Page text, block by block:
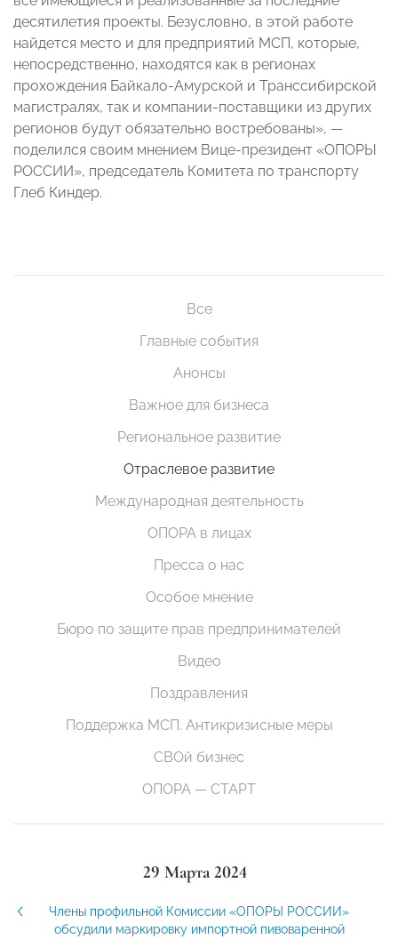
десятилетия проекты. Безусловно, в этой работе
найдется место и для предприятий МСП, которые,
непосредственно, находятся как в регионах
прохождения Байкало-Амурской и Транссибирской
магистралях, так и компании-поставщики из других
регионов будут обязательно востребованы», —
поделился своим мнением Вице-президент «ОПОРЫ
РОССИИ», председатель Комитета по транспорту
Глеб Киндер.
Все
Главные события
Анонсы
Важное для бизнеса
Региональное развитие
Отраслевое развитие
Международная деятельность
ОПОРА в лицах
Пресса о нас
Особое мнение
Бюро по защите прав предпринимателей
Видео
Поздравления
Поддержка МСП. Антикризисные меры
СВОй бизнес
ОПОРА — СТАРТ
29 Марта 2024
Члены профильной Комиссии «ОПОРЫ РОССИИ»
обсудили маркировку импортной пивоваренной